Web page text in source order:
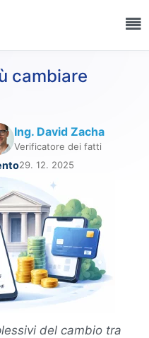
cambiare
Ing. David Zacha
Verificatore dei fatti
29. 12. 2025
del cambio tra